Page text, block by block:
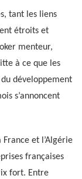
tant les liens
étroits et
menteur,
à ce que les
développement
s’annoncent
et l’Algérie
françaises
fort. Entre